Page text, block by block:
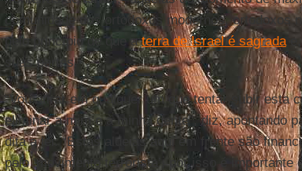
comunidade dos ortodoxos modernos, ortodoxos
pelo princípio de que aterra de Israel é sagradae,
suas partes.
“Vou atirar em qualquer um que tentar subir esta
eliminar a mim e à minha gente", diz, apontando
dita a lei. “Estas aldeias aqui em frente são
pelo ‘movimento terrorista’, por isso é